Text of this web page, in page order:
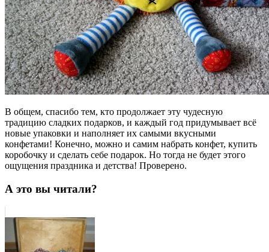
В общем, спасибо тем, кто продолжает эту чудесную
традицию сладких подарков, и каждый год придумывает всё
новые упаковки и наполняет их самыми вкусными
конфетами! Конечно, можно и самим набрать конфет, купить
коробочку и сделать себе подарок. Но тогда не будет этого
ощущения праздника и детства! Проверено.
А это вы читали?